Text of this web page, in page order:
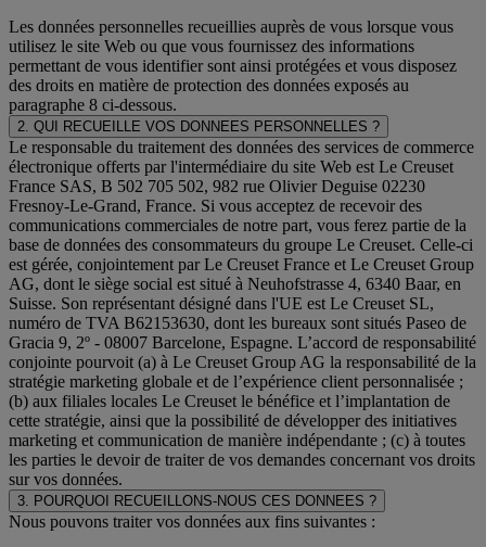
Les données personnelles recueillies auprès de vous lorsque vous
utilisez le site Web ou que vous fournissez des informations
permettant de vous identifier sont ainsi protégées et vous disposez
des droits en matière de protection des données exposés au
paragraphe 8 ci-dessous.
2. QUI RECUEILLE VOS DONNEES PERSONNELLES ?
Le responsable du traitement des données des services de commerce
électronique offerts par l'intermédiaire du site Web est Le Creuset
France SAS, B 502 705 502, 982 rue Olivier Deguise 02230
Fresnoy-Le-Grand, France. Si vous acceptez de recevoir des
communications commerciales de notre part, vous ferez partie de la
base de données des consommateurs du groupe Le Creuset. Celle-ci
est gérée, conjointement par Le Creuset France et Le Creuset Group
AG, dont le siège social est situé à Neuhofstrasse 4, 6340 Baar, en
Suisse. Son représentant désigné dans l'UE est Le Creuset SL,
numéro de TVA B62153630, dont les bureaux sont situés Paseo de
Gracia 9, 2º - 08007 Barcelone, Espagne. L’accord de responsabilité
conjointe pourvoit (a) à Le Creuset Group AG la responsabilité de la
stratégie marketing globale et de l’expérience client personnalisée ;
(b) aux filiales locales Le Creuset le bénéfice et l’implantation de
cette stratégie, ainsi que la possibilité de développer des initiatives
marketing et communication de manière indépendante ; (c) à toutes
les parties le devoir de traiter de vos demandes concernant vos droits
sur vos données.
3. POURQUOI RECUEILLONS-NOUS CES DONNEES ?
Nous pouvons traiter vos données aux fins suivantes :